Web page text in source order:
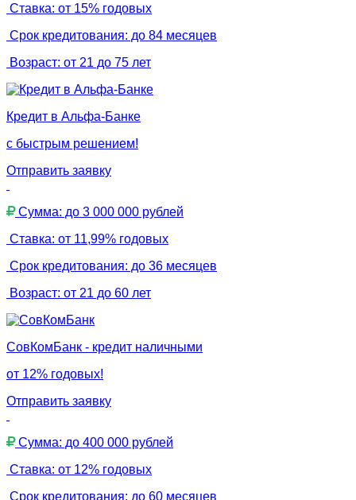
Ставка: от 15% годовых
Срок кредитования: до 84 месяцев
Возраст: от 21 до 75 лет
Кредит в Альфа-Банке
с быстрым решением!
Отправить заявку
Сумма: до 3 000 000 рублей
Ставка: от 11,99% годовых
Срок кредитования: до 36 месяцев
Возраст: от 21 до 60 лет
СовКомБанк - кредит наличными
от 12% годовых!
Отправить заявку
Сумма: до 400 000 рублей
Ставка: от 12% годовых
Срок кредитования: до 60 месяцев